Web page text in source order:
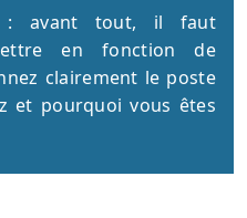
: avant tout, il faut
en fonction de
clairement le poste
et pourquoi vous êtes